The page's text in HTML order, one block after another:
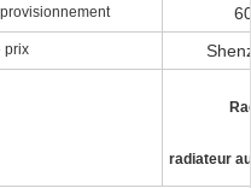
prix
radiateur